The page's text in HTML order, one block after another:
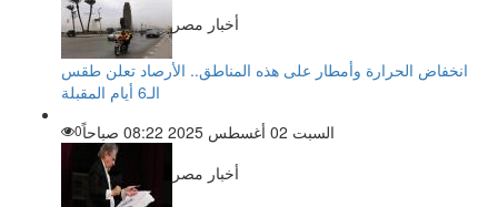
أخبار مصر
انخفاض الحرارة وأمطار على هذه المناطق.. الأرصاد تعلن طقس
الـ6 أيام المقبلة
السبت 02 أغسطس 2025 08:22 صباحاً
0
أخبار مصر